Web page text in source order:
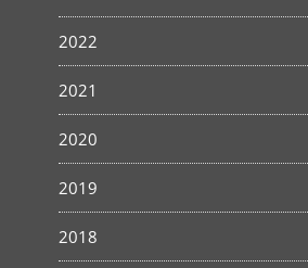
2022
2021
2020
2019
2018